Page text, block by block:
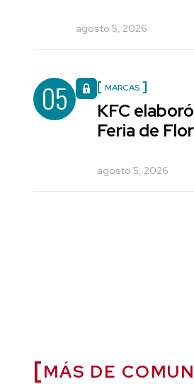
agosto 5, 2026
05 MARCAS
KFC
Feria de
agosto 5, 2026
MÁS DE